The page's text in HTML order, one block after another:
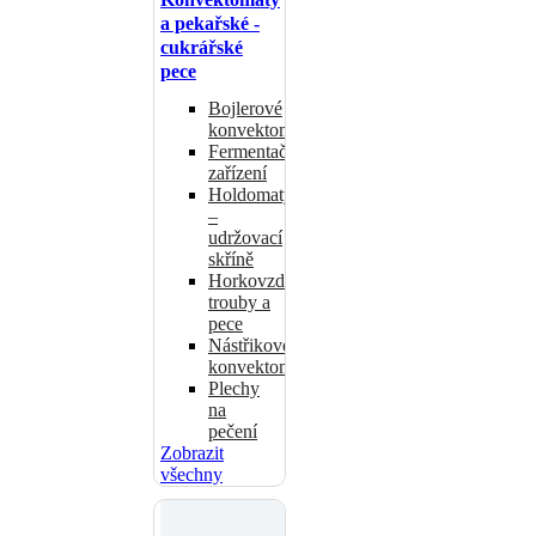
a pekařské -
cukrářské
pece
Bojlerové
konvektomaty
Fermentační
zařízení
Holdomaty
–
udržovací
skříně
Horkovzdušné
trouby a
pece
Nástřikové
konvektomaty
Plechy
na
pečení
Zobrazit
všechny